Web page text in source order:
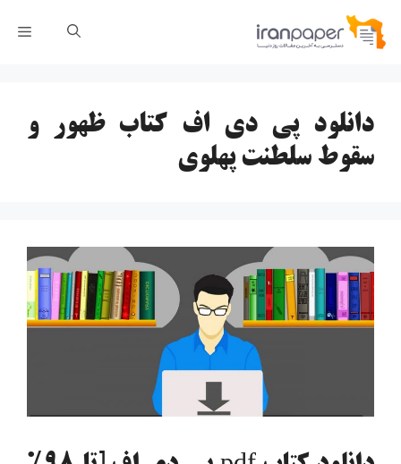
پرش
دانلود پی دی اف کتاب ظهور و
سقوط سلطنت پهلوی